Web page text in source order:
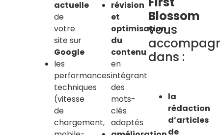
actuelle
de
votre
site sur
Google
les
performances
techniques
(vitesse
de
chargement,
révision
et
optimisation
du
contenu
en
intégrant
des
mots-
clés
adaptés
Blossom
vous
dans :
la
rédaction
d’articles
de